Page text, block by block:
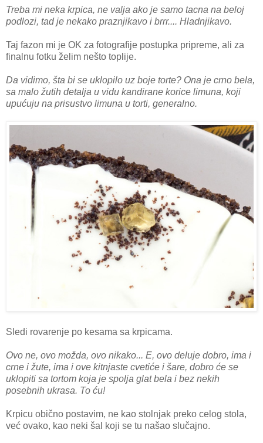
Treba mi neka krpica, ne valja ako je samo tacna na beloj
podlozi, tad je nekako praznjikavo i brrr.... Hladnjikavo.
Taj fazon mi je OK za fotografije postupka pripreme, ali za
finalnu fotku želim nešto toplije.
Da vidimo, šta bi se uklopilo uz boje torte? Ona je crno bela,
sa malo žutih detalja u vidu kandirane korice limuna, koji
upućuju na prisustvo limuna u torti, generalno.
Sledi rovarenje po kesama sa krpicama.
Ovo ne, ovo možda, ovo nikako... E, ovo deluje dobro, ima i
crne i žute, ima i ove kitnjaste cvetiće i šare, dobro će se
uklopiti sa tortom koja je spolja glat bela i bez nekih
posebnih ukrasa. To ću!
Krpicu obično postavim, ne kao stolnjak preko celog stola,
već ovako, kao neki šal koji se tu našao slučajno.